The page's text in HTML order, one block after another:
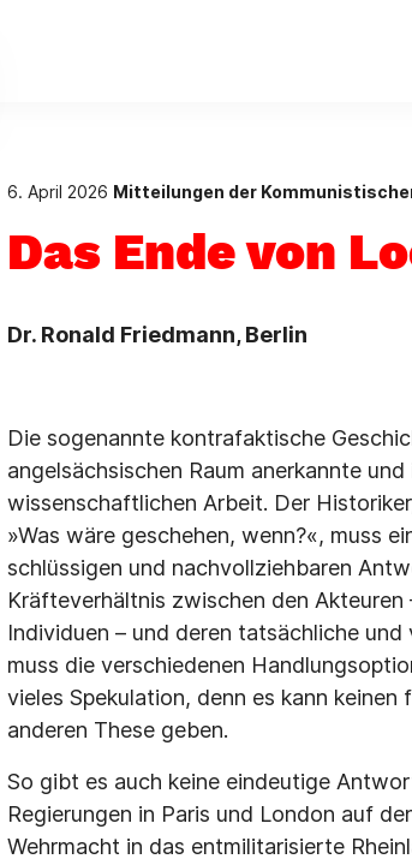
6. April 2026 Mitteilungen der
Das Ende von
Dr. Ronald Friedmann, Berlin
Die sogenannte kontrafaktische
angelsächsischen Raum anerkannte
wissenschaftlichen Arbeit. Der
»Was wäre geschehen, wenn?«, muss
schlüssigen und nachvollziehbaren
Kräfteverhältnis zwischen den
Individuen – und deren tatsächliche
muss die verschiedenen
vieles Spekulation, denn es kann
anderen These geben.
So gibt es auch keine eindeutige
Regierungen in Paris und London auf
Wehrmacht in das entmilitarisierte